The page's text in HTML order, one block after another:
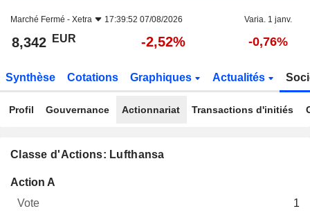
Marché Fermé - Xetra 17:39:52 07/08/2026 Varia. 1 janv.
8,342 EUR -2,52% -0,76%
Synthèse Cotations Graphiques Actualités
Profil Gouvernance Actionnariat Transactions d'initiés
Classe d'Actions: Lufthansa
Action A
1